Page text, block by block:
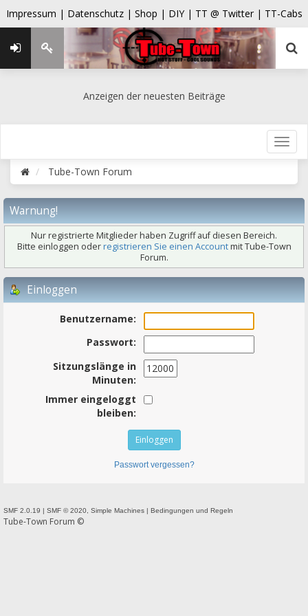
Impressum | Datenschutz | Shop | DIY | TT @ Twitter | TT-Cabs
Anzeigen der neuesten Beiträge
Tube-Town Forum
Warnung!
Nur registrierte Mitglieder haben Zugriff auf diesen Bereich.
Bitte einloggen oderregistrieren Sie einen Accountmit Tube-Town
Forum.
Einloggen
Benutzername:
Passwort:
Sitzungslänge in
Minuten:
Immer eingeloggt
bleiben:
Passwort vergessen?
SMF 2.0.19 | SMF © 2020 Simple Machines | Bedingungen und Regeln
Tube-Town Forum ©